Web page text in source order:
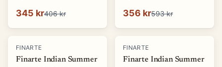
345 kr406 kr 356 kr593 kr
-50 %
FINARTE
Finarte Indian Summer
-50 %
FINARTE
Finarte Indian Summer